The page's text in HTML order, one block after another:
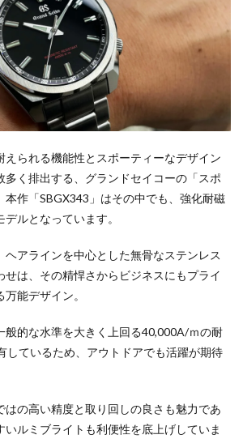
えられる機能性とスポーティーなデザイン
多く排出する、グランドセイコーの「スポ
本作「SBGX343」はその中でも、強化耐磁
ルとなっています。
ヘアラインを中心とした無骨なステンレス
せは、その精悍さからビジネスにもプライ
能デザイン。
般的な水準を大きく上回る40,000A/ｍの耐
しているため、アウトドアでも活躍が期待
はの高い精度と取り回しの良さも魅力であ
いルミブライトも利便性を底上げしていま